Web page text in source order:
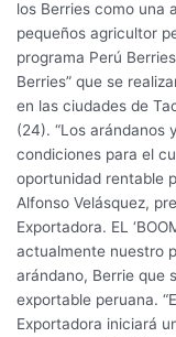
los Berries como una
pequeños agricultor
programa Perú
Berries” que se
en las ciudades de
(24). “Los arándanos
condiciones para el
oportunidad rentable
Alfonso Velásquez,
Exportadora. EL
actualmente nuestro
arándano, Berrie que
exportable peruana.
Exportadora iniciará